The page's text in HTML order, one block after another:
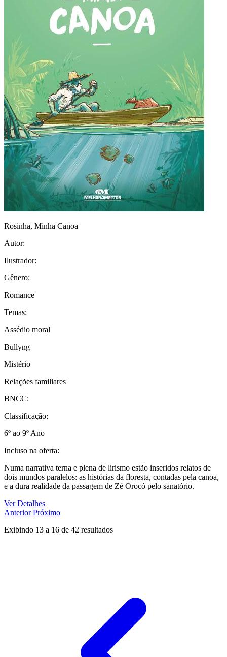
Rosinha, Minha Canoa
Autor:
Ilustrador:
Gênero:
Romance
Temas:
Assédio moral
Bullyng
Mistério
Relações familiares
BNCC:
Classificação:
6º ao 9º Ano
Incluso na oferta:
Numa narrativa terna e plena de lirismo estão inseridos relatos de
dois mundos paralelos: as histórias da floresta, contadas pela canoa,
e a dura realidade da passagem de Zé Orocó pelo sanatório.
Ver Detalhes
AnteriorPróximo
Exibindo 13 a 16 de 42 resultados